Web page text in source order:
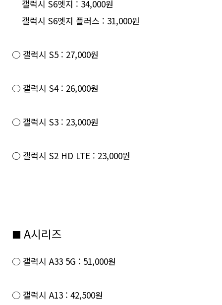
갤럭시 S6엣지 : 34,000원
갤럭시 S6엣지 플러스 : 31,000원
○ 갤럭시 S5 : 27,000원
○ 갤럭시 S4 : 26,000원
○ 갤럭시 S3 : 23,000원
○ 갤럭시 S2 HD LTE : 23,000원
■ A시리즈
○ 갤럭시 A33 5G : 51,000원
○ 갤럭시 A13 : 42,500원